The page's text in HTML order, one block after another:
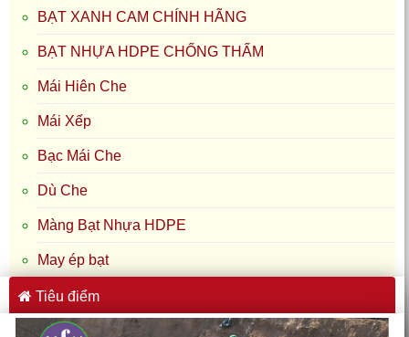
BẠT XANH CAM CHÍNH HÃNG
BẠT NHỰA HDPE CHỐNG THẤM
Mái Hiên Che
Mái Xếp
Bạc Mái Che
Dù Che
Màng Bạt Nhựa HDPE
May ép bạt
Tiêu điểm